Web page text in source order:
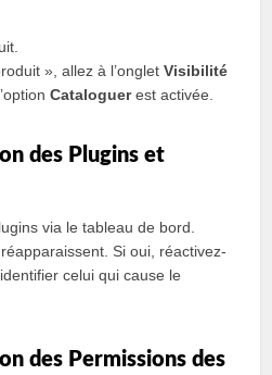
», allez à l’ongletVisibilité
Cataloguerest activée.
des Plugins et
via le tableau de bord.
Si oui, réactivez-
celui qui cause le
des Permissions des